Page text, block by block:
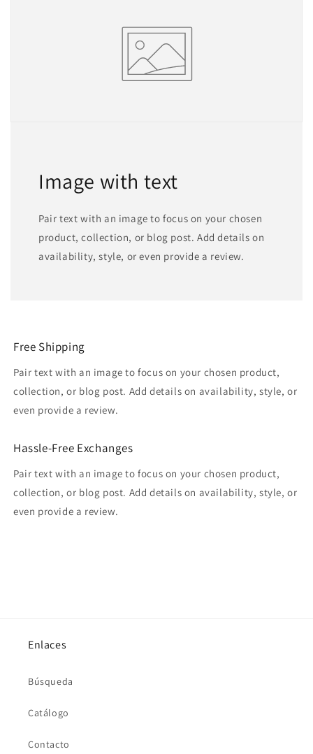
Image with text
Pair text with an image to focus on your chosen
product, collection, or blog post. Add details on
availability, style, or even provide a review.
Free Shipping
Pair text with an image to focus on your chosen product,
collection, or blog post. Add details on availability, style, or
even provide a review.
Hassle-Free Exchanges
Pair text with an image to focus on your chosen product,
collection, or blog post. Add details on availability, style, or
even provide a review.
Enlaces
Búsqueda
Catálogo
Contacto